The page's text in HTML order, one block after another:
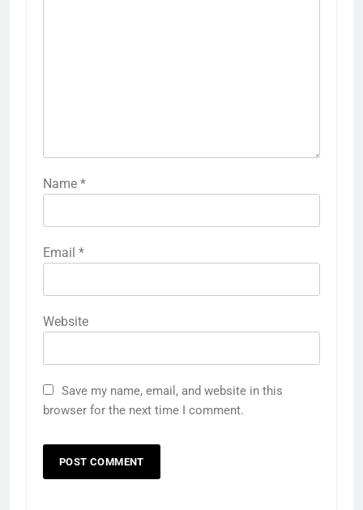
Name *
Email *
Website
Save my name, email, and website in this
browser for the next time I comment.